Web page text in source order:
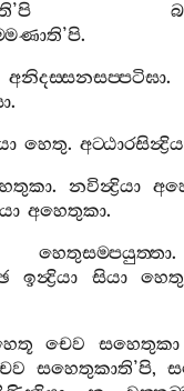
’පි
’පි.
අනිදස‍්සනසප‍්පටිඝා
.
හෙතු.
. නවින්‍ද්‍රියා
අහෙතුකා.
හෙතුසම‍්පයුත‍්තා
ඉන්‍ද්‍රියා සියා
චෙව සහෙතුකා
සහෙතුකාති’පි,